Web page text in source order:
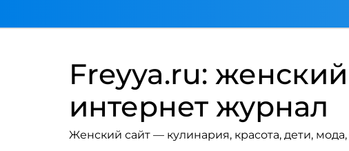
Freyya.ru: женский
интернет журнал
Женский сайт — кулинария, красота, дети, мода,